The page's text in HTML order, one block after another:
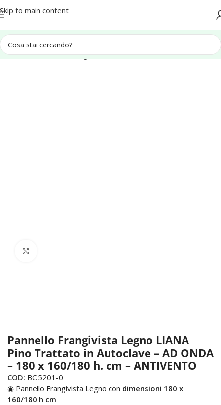
Skip to main content
Home Recinzioni e Grigliati Pannelli Frangivista in legno
Pannello Frangivista Legno LIANA
Pino Trattato in Autoclave – AD ONDA
– 180 x 160/180 h. cm – ANTIVENTO
COD: BO5201-0
◉ Pannello Frangivista Legno con dimensioni 180 x
160/180 h cm